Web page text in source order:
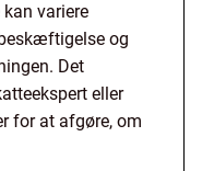
variere
og
Det
eller
for at afgøre, om